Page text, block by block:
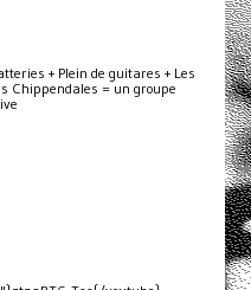
+ Plein de guitares + Les
Chippendales = un groupe